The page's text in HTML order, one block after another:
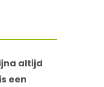
altijd
een